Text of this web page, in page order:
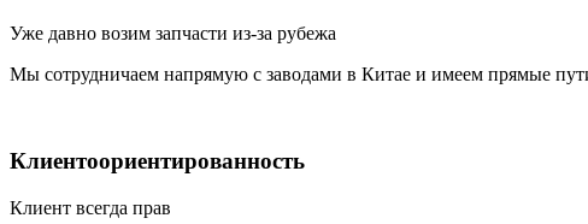
Уже давно возим запчасти из-за рубежа
Мы сотрудничаем напрямую с заводами в Китае и имеем прямые
Клиентоориентированность
Клиент всегда прав